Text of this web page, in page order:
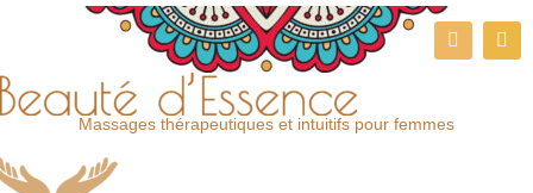
Massages thérapeutiques et intuitifs pour femmes